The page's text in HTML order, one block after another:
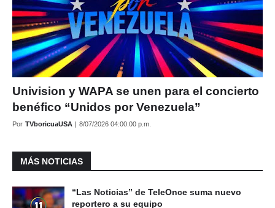
Univision y WAPA se unen para el concierto
benéfico “Unidos por Venezuela”
Por TVboricuaUSA | 8/07/2026 04:00:00 p.m.
MÁS NOTICIAS
“Las Noticias” de TeleOnce suma nuevo
reportero a su equipo